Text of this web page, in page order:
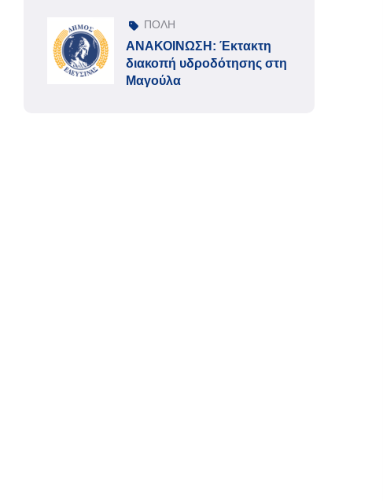
ΠΟΛΗ
ΑΝΑΚΟΙΝΩΣΗ: Έκτακτη
διακοπή υδροδότησης στη
Μαγούλα